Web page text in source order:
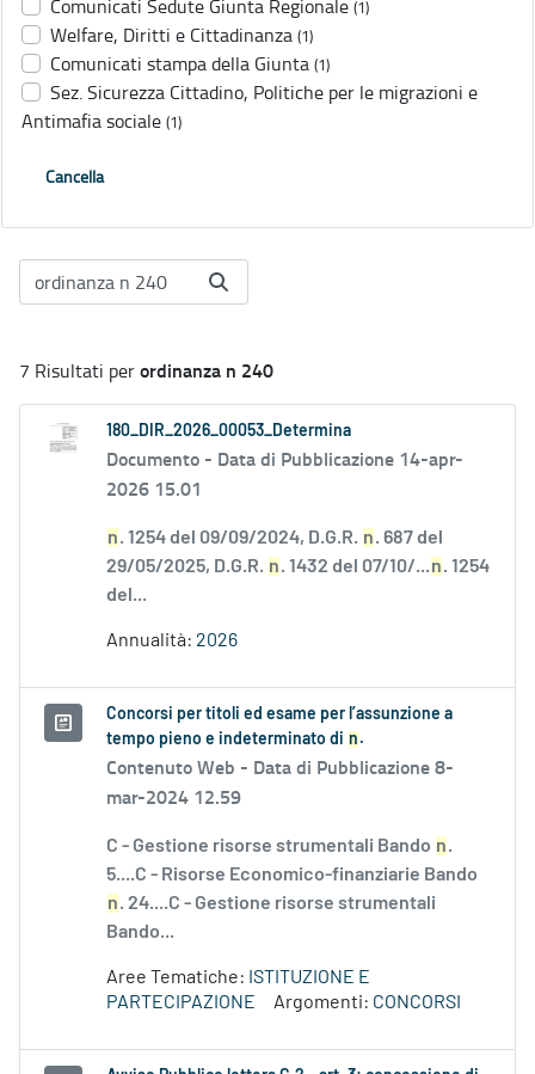
Comunicati Sedute Giunta Regionale (1)
Welfare, Diritti e Cittadinanza (1)
Comunicati stampa della Giunta (1)
Sez. Sicurezza Cittadino, Politiche per le migrazioni e
Antimafia sociale (1)
Cancella
7 Risultati perordinanza n 240
180_DIR_2026_00053_Determina
Documento - Data di Pubblicazione 14-apr-
2026 15.01
n. 1254 del 09/09/2024, D.G.R. n. 687 del
29/05/2025, D.G.R. n. 1432 del 07/10/...n. 1254
del...
Annualità: 2026
Concorsi per titoli ed esame per l’assunzione a
tempo pieno e indeterminato di n .
Contenuto Web - Data di Pubblicazione 8-
mar-2024 12.59
C - Gestione risorse strumentali Bando n.
5....C - Risorse Economico-finanziarie Bando
n. 24....C - Gestione risorse strumentali
Bando...
Aree Tematiche: ISTITUZIONE E
PARTECIPAZIONE
Argomenti: CONCORSI